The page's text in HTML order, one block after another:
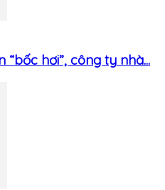
hơi”, công ty nhà...